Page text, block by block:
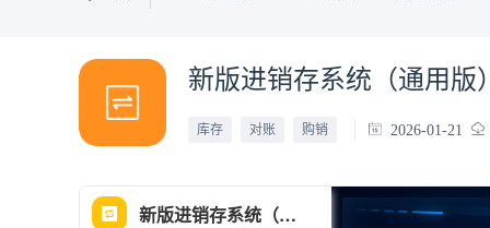
新版进销存系统（通用版）
库存 对账 购销 2026-01-21